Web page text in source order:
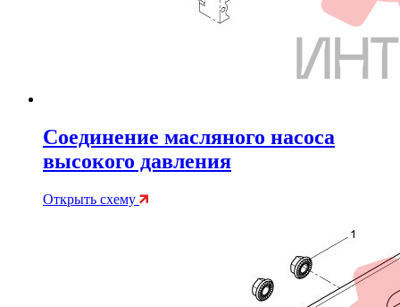
Соединение масляного насоса
высокого давления
Открыть схему